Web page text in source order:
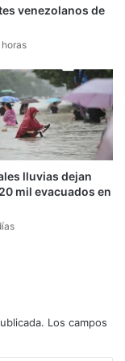
venezolanos de
lluvias dejan
mil evacuados en
Los campos